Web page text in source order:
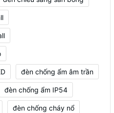
đèn chống ẩm âm trần
đèn chống ẩm IP54
đèn chống cháy nổ